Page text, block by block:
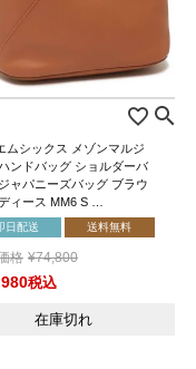
ムシックス メゾンマルジ
ンドバッグ ショルダーバ
ャパニーズバッグ ブラウ
ィース MM6 S …
日配送 送料無料
格 ¥74,800
税込
在庫切れ